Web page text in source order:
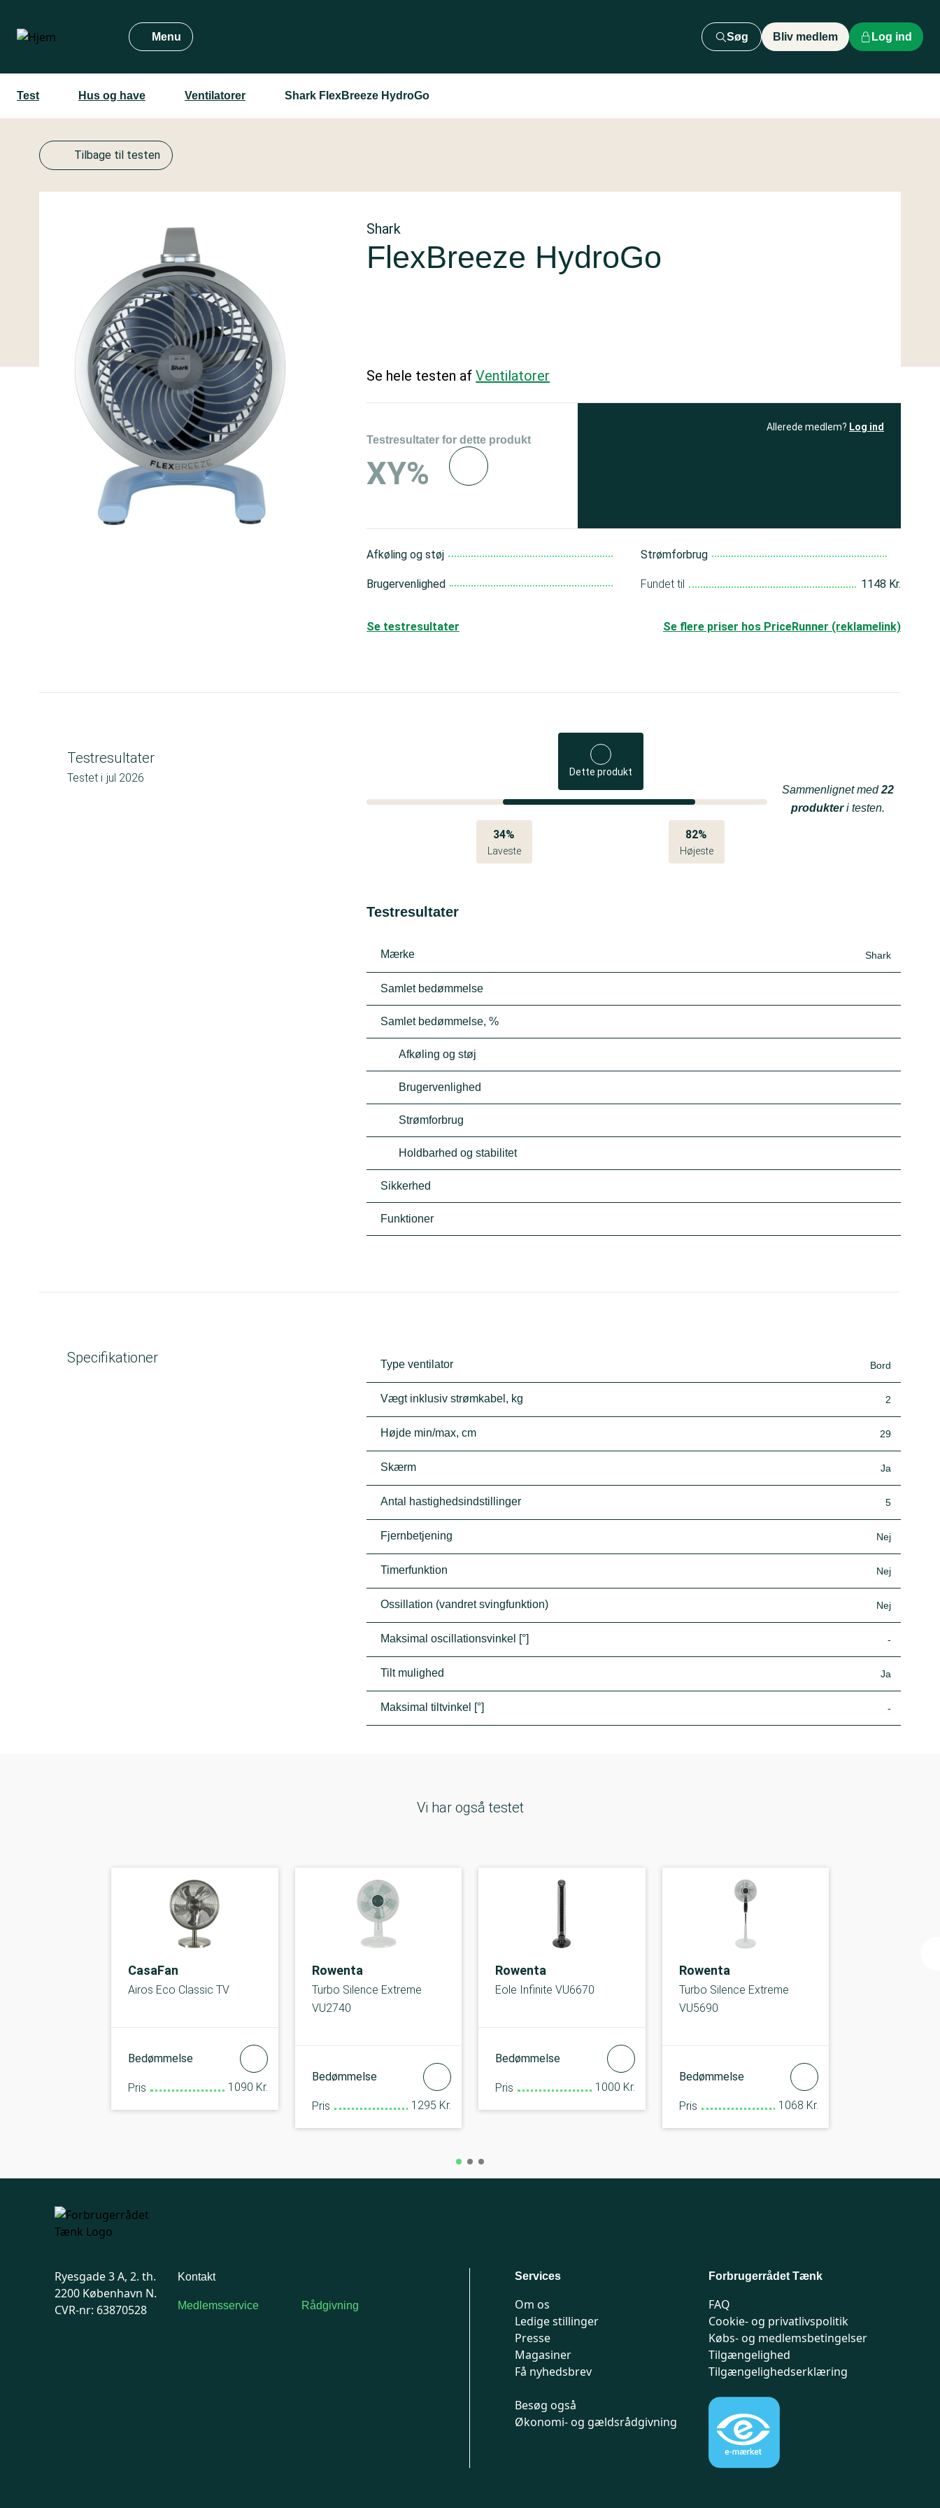
hovedindhold
Menu Søg Bliv medlem Log ind
Test Hus og have Ventilatorer Shark FlexBreeze HydroGo
Tilbage til testen
Shark
FlexBreeze HydroGo
Se hele testen afVentilatorer
Testresultater for dette produkt
XY%
Allerede medlem? Log ind
Afkøling og støj
Brugervenlighed
Strømforbrug
Fundet til 1148 Kr.
Se flere priser hos PriceRunner (reklamelink)
Se testresultater
Testresultater
Testet i jul 2026 Dette produkt
34%
Laveste
82%
Højeste
Sammenlignet med22
produkteri testen.
Testresultater
Mærke Shark
Samlet bedømmelse
Samlet bedømmelse, %
Afkøling og støj
Brugervenlighed
Strømforbrug
Holdbarhed og stabilitet
Sikkerhed
Funktioner
Specifikationer Type ventilator Bord
Vægt inklusiv strømkabel, kg 2
Højde min/max, cm 29
Skærm Ja
Antal hastighedsindstillinger 5
Fjernbetjening Nej
Timerfunktion Nej
Ossillation (vandret svingfunktion) Nej
Maksimal oscillationsvinkel [°] -
Tilt mulighed Ja
Maksimal tiltvinkel [°] -
Vi har også testet
CasaFan
Airos Eco Classic TV
Bedømmelse
Pris 1090 Kr.
Rowenta
Turbo Silence Extreme
VU2740
Bedømmelse
Pris 1295 Kr.
Rowenta
Eole Infinite VU6670
Bedømmelse
Pris 1000 Kr.
Rowenta
Turbo Silence Extreme
VU5690
Bedømmelse
Pris 1068 Kr.
Ryesgade 3 A, 2. th.
2200 København N.
CVR-nr: 63870528
Kontakt
Medlemsservice Rådgivning
Services
Om os
Ledige stillinger
Presse
Magasiner
Få nyhedsbrev
Besøg også
Økonomi- og gældsrådgivning
Forbrugerrådet Tænk
FAQ
Cookie- og privatlivspolitik
Købs- og medlemsbetingelser
Tilgængelighed
Tilgængelighedserklæring